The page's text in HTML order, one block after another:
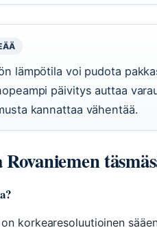
lämpötila voi pudota
päivitys auttaa
kannattaa vähentää.
on korkearesoluutioinen